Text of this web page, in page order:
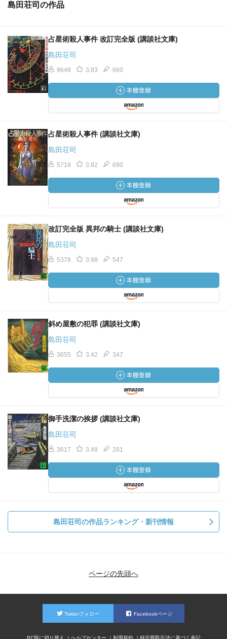
島田荘司の作品
占星術殺人事件 改訂完全版 (講談社文庫)
島田荘司
9648 3.83 660
占星術殺人事件 (講談社文庫)
島田荘司
5718 3.82 690
改訂完全版 異邦の騎士 (講談社文庫)
島田荘司
5378 3.98 547
斜め屋敷の犯罪 (講談社文庫)
島田荘司
3655 3.42 347
御手洗潔の挨拶 (講談社文庫)
島田荘司
3617 3.49 281
島田荘司の作品ランキング・新刊情報
ページの先頭へ
Twitterフォロー Facebookページ
PC版に切り替え ヘルプセンター 利用規約 特定商取引法に基づく表記